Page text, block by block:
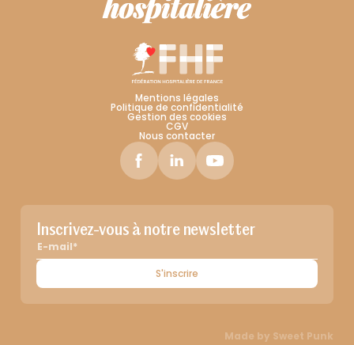
Mentions légales
Politique de confidentialité
Gestion des cookies
CGV
Nous contacter
Inscrivez-vous à notre newsletter
S'inscrire
Made by Sweet Punk